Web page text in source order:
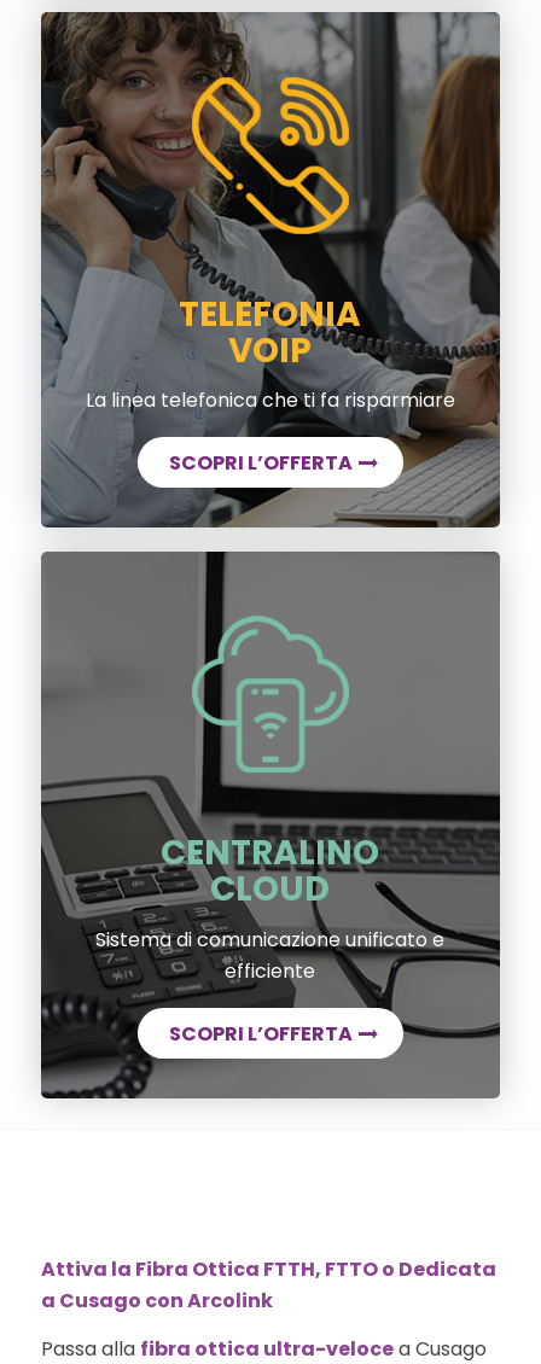
TELEFONIA
VOIP
La linea telefonica che ti fa risparmiare
SCOPRI L’OFFERTA
CENTRALINO
CLOUD
Sistema di comunicazione unificato e
efficiente
SCOPRI L’OFFERTA
Attiva la Fibra Ottica FTTH, FTTO o Dedicata
a Cusago con Arcolink
Passa alla fibra ottica ultra-velocea Cusago